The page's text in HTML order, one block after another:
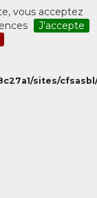
vous acceptez
J’accepte
sites/